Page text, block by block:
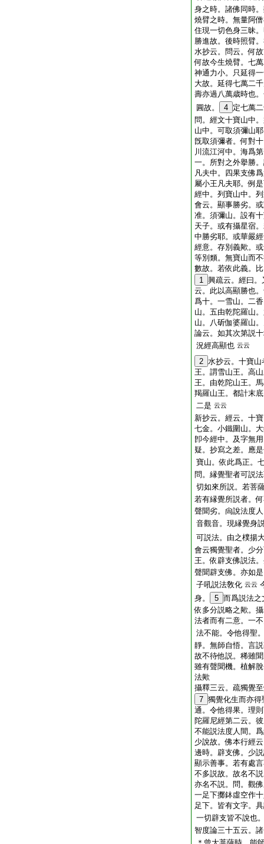
身之時。諸佛同時
燒臂之時。無量阿
住現一切色身三昧
勝進故。後時照臂
水抄云。問云。何
何故今生燒臂。七
神通力小。只延得
大故。延得七萬二
壽亦過八萬歳時也
圓故。
4 定七萬
問。經文十寶山中
山中。可取須彌山
旣取須彌者。何對
川流江河中。海爲
一。所對之外擧勝
凡夫中。四果支佛
屬小王凡夫耶。例
經中。列寶山中。
會云。顯事勝劣。
准。須彌山。設有
天子。或有攝星宿
中勝劣耶。或華嚴
經意。存別義歟。
等別類。無寶山而
數故。若依此義。
1 興疏云。經曰
云。此以高顯勝也
爲十。一雪山。二
山。五由乾陀羅山
山。八斫伽婆羅山
論云。如其次第説
況經高顯也 云云
2 水抄云。十寶山
王。謂雪山王。高
王。由乾陀山王。
羯羅山王。都計末
二是 云云
新抄云。經云。十
七金。小鐵圍山。
卽今經中。及字無
疑。抄寫之差。應
寶山。依此爲正。
問。縁覺聖者可説
切如來所説。若菩
若有縁覺所説者。
聲聞劣。尙說法度
音觀音。現縁覺身
可説法。由之樸揚
會云獨覺聖者。少
王。依辟支佛説法
聲聞辟支佛。亦如
子吼説法敎化 云云
身。
5 而爲説法之
依多分説略之歟。
法者而有二意。一
法不能。令他得聖
靜。無師自悟。言
故不待他説。稀雖
雖有聲聞機。植解
法歟
攝釋三云。疏獨覺
7 獨覺化生而亦
通。令他得果。理
陀羅尼經第二云。
不能説法度人間。
少說故。佛本行經
邊時。辟支佛。少
顯示善事。若有處
不多説故。故名不
亦名不説。問。觀
一足下擲鉢虛空作
足下。皆有文字。
一切辟支皆不說也
智度論三十五云。